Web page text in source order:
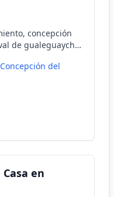
concepción
de gualeguaychu,
rios, carnaval,
Concepción del
en